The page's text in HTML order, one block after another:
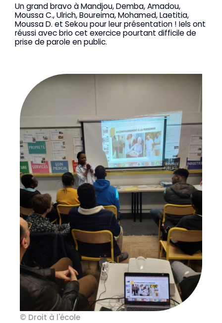
Un grand bravo à Mandjou, Demba, Amadou,
Moussa C., Ulrich, Boureima, Mohamed, Laetitia,
Moussa D. et Sekou pour leur présentation ! Iels ont
réussi avec brio cet exercice pourtant difficile de
prise de parole en public.
© Droit à l'école